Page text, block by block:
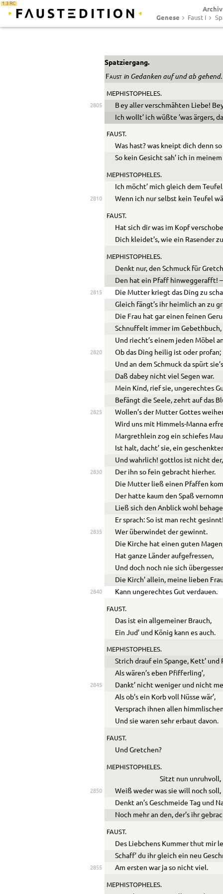
1.3 RC
Archiv
Genese
Faust I
Spatziergang.
Faustin Gedanken auf und ab
MEPHISTOPHELES.
2805 Bey aller verschmähten Liebe!
Ich wollt’ ich wüßte ’was ärgers,
FAUST.
Was hast? was kneipt dich denn so
So kein Gesicht sah’ ich in
MEPHISTOPHELES.
Ich möcht’ mich gleich dem
2810 Wenn ich nur selbst kein Teufel
FAUST.
Hat sich dir was im Kopf
Dich kleidet’s, wie ein Rasender
MEPHISTOPHELES.
Denkt nur, den Schmuck für
Den hat ein Pfaff hinweggerafft! –
2815
Die Mutter kriegt das Ding zu
Gleich fängt’s ihr heimlich an zu
Die Frau hat gar einen feinen
Schnuffelt immer im Gebethbuch,
Und riecht’s einem jeden Möbel
2820
Ob das Ding heilig ist oder profan;
Und an dem Schmuck da spürt
Daß dabey nicht viel Segen war.
Mein Kind, rief sie, ungerechtes
Befängt die Seele, zehrt auf das
2825
Wollen’s der Mutter Gottes
Wird uns mit Himmels-Manna
Margrethlein zog ein schiefes
Ist halt, dacht’ sie, ein
Und wahrlich! gottlos ist nicht der,
2830
Der ihn so fein gebracht hierher.
Die Mutter ließ einen Pfaffen
Der hatte kaum den Spaß
Ließ sich den Anblick wohl
Er sprach: So ist man recht
2835
Wer überwindet der gewinnt.
Die Kirche hat einen guten
Hat ganze Länder aufgefressen,
Und doch noch nie sich
Die Kirch’ allein, meine lieben
2840 Kann ungerechtes Gut verdauen.
FAUST.
Das ist ein allgemeiner Brauch,
Ein Jud’ und König kann es auch.
MEPHISTOPHELES.
Strich drauf ein Spange, Kett’ und
Als wären’s eben Pfifferling’,
2845
Dankt’ nicht weniger und nicht
Als ob’s ein Korb voll Nüsse wär’,
Versprach ihnen allen
Und sie waren sehr erbaut davon.
FAUST.
Und Gretchen?
MEPHISTOPHELES.
Sitzt nun unruhvoll,
2850
Weiß weder was sie will noch soll,
Denkt an’s Geschmeide Tag und
Noch mehr an den, der’s ihr
FAUST.
Des Liebchens Kummer thut mir
Schaff’ du ihr gleich ein neu
2855 Am ersten war ja so nicht viel.
MEPHISTOPHELES.